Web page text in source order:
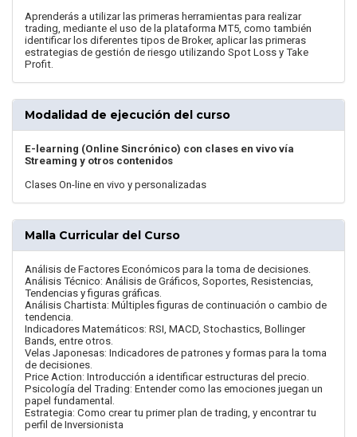
Aprenderás a utilizar las primeras herramientas para realizar
trading, mediante el uso de la plataforma MT5, como también
identificar los diferentes tipos de Broker, aplicar las primeras
estrategias de gestión de riesgo utilizando Spot Loss y Take
Profit.
Modalidad de ejecución del curso
E-learning (Online Sincrónico) con clases en vivo vía
Streaming y otros contenidos
Clases On-line en vivo y personalizadas
Malla Curricular del Curso
Análisis de Factores Económicos para la toma de decisiones.
Análisis Técnico: Análisis de Gráficos, Soportes, Resistencias,
Tendencias y figuras gráficas.
Análisis Chartista: Múltiples figuras de continuación o cambio de
tendencia.
Indicadores Matemáticos: RSI, MACD, Stochastics, Bollinger
Bands, entre otros.
Velas Japonesas: Indicadores de patrones y formas para la toma
de decisiones.
Price Action: Introducción a identificar estructuras del precio.
Psicología del Trading: Entender como las emociones juegan un
papel fundamental.
Estrategia: Como crear tu primer plan de trading, y encontrar tu
perfil de Inversionista